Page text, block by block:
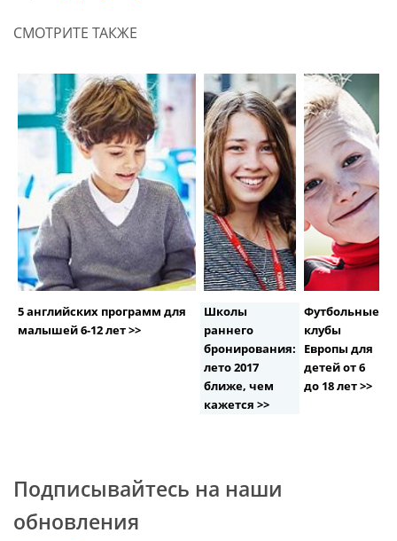
СМОТРИТЕ ТАКЖЕ
5 английских программ для
малышей 6-12 лет >>
Школы
раннего
бронирования:
лето 2017
ближе, чем
кажется >>
Футбольные
клубы
Европы для
детей от 6
до 18 лет >>
Подписывайтесь на наши
обновления